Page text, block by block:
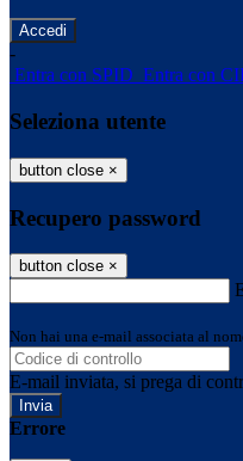
-
Entra con SPID Entra con
Seleziona utente
button close ×
Recupero password
button close ×
Non hai una e-mail associata al
E-mail inviata, si prega di
Errore